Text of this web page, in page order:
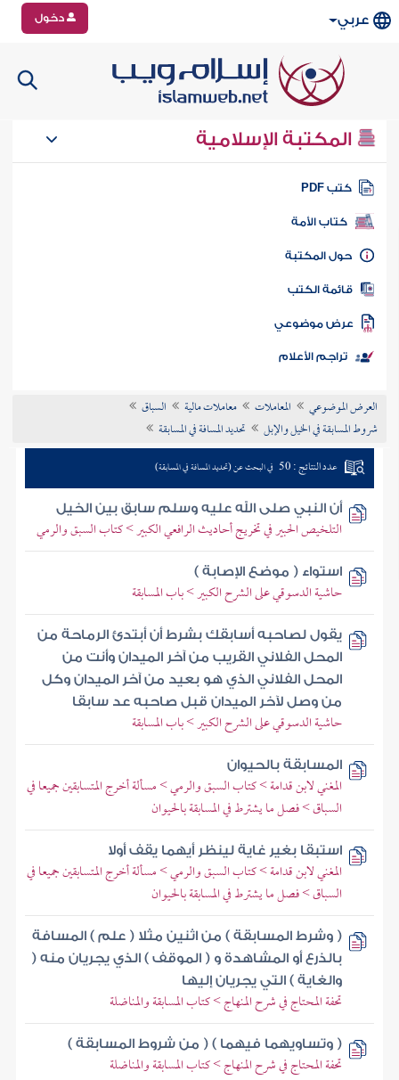
عربي دخول
المكتبة الإسلامية
كتب PDF
كتاب الأمة
المكتبة
الكتب
موضوعي
تراجم الأعلام
العرض الموضوعي المعاملات معاملات مالية
السباق
شروط المسابقة في الخيل والإبل
تحديد المسافة في المسابقة
عدد النتائج : 50 في البحث عن (تحديد المسافة في المسابقة)
أن النبي صلى الله عليه وسلم سابق بين الخيل
التلخيص الحبير في تخريج أحاديث الرافعي الكبير > كتاب السبق والرمي
استواء ( موضع الإصابة )
حاشية الدسوقي على الشرح الكبير > باب المسابقة
يقول لصاحبه أسابقك بشرط أن أبتدئ الرماحة من
المحل الفلاني القريب من آخر الميدان وأنت من
المحل الفلاني الذي هو بعيد من آخر الميدان وكل
من وصل لآخر الميدان قبل صاحبه عد سابقا
حاشية الدسوقي على الشرح الكبير > باب المسابقة
المسابقة بالحيوان
المغني لابن قدامة > كتاب السبق والرمي > مسألة أخرج المتسابقين جميعا في
السباق > فصل ما يشترط في المسابقة بالحيوان
استبقا بغير غاية لينظر أيهما يقف أولا
المغني لابن قدامة > كتاب السبق والرمي > مسألة أخرج المتسابقين جميعا في
السباق > فصل ما يشترط في المسابقة بالحيوان
( وشرط المسابقة ) من اثنين مثلا ( علم ) المسافة
بالذرع أو المشاهدة و ( الموقف ) الذي يجريان منه (
والغاية ) التي يجريان إليها
تحفة المحتاج في شرح المنهاج > كتاب المسابقة والمناضلة
( وتساويهما فيهما ) ( من شروط المسابقة )
تحفة المحتاج في شرح المنهاج > كتاب المسابقة والمناضلة